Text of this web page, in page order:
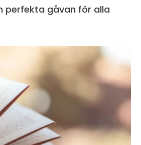
perfekta gåvan för alla